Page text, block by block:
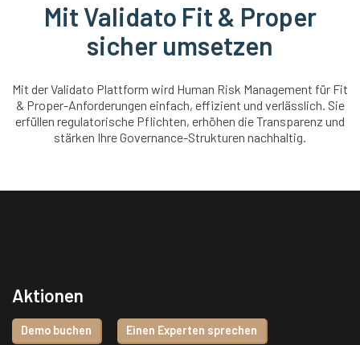
Mit Validato Fit & Proper
sicher umsetzen
Mit der Validato Plattform wird Human Risk Management für Fit
& Proper-Anforderungen einfach, effizient und verlässlich. Sie
erfüllen regulatorische Pflichten, erhöhen die Transparenz und
stärken Ihre Governance-Strukturen nachhaltig.
Aktionen
Demo buchen Einen Experten sprechen